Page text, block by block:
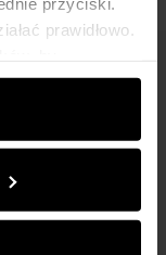
prawidłowo.
treści,
informujące o
o tym,
i
te informacje z